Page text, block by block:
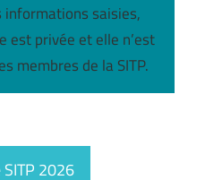
informations saisies,
est privée et elle n’est
membres de la SITP.
2026